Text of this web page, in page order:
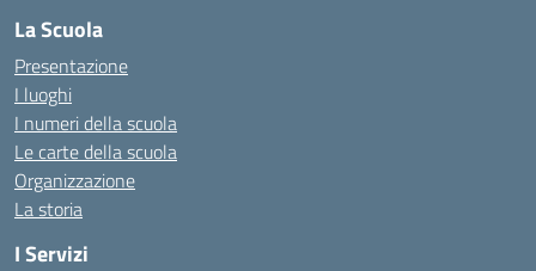
La Scuola
Presentazione
I luoghi
I numeri della scuola
Le carte della scuola
Organizzazione
La storia
I Servizi